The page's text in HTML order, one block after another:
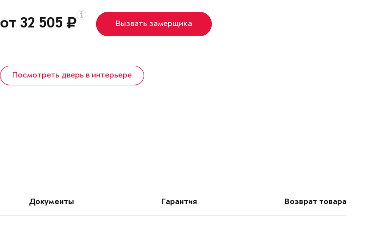
от 32 505 Вызвать замерщика
Посмотреть дверь в интерьере
Документы Гарантия Возврат товара